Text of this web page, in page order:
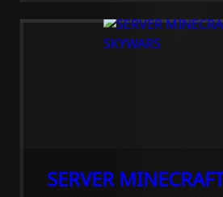
SERVER